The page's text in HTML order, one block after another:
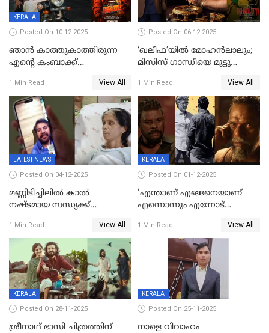
KERALA
Posted On 10-12-2025
ഞാന്‍ കാത്തുകാത്തിരുന്ന
എന്റെ കംബാക്ക്
പുറത്ത്
1 Min Read View All
Posted On 06-12-2025
‘ഖലീഫ’യിൽ മോഹൻലാലും;
മിസിസ് ഗാന്ധിയെ മുട്ടു
അഹമ്മദ് അലിയായെത്തും
1 Min Read View All
LATEST NEWS
Posted On 04-12-2025
മണ്ണിടിച്ചിലിൽ കാല്‍
നഷ്ടമായ സന്ധ്യക്ക്
വീഡിയോകോൾ;
കൃത്രിമക്കാല്‍ നല്‍കാമെന്ന്
താരം, വീട്
നിര്‍മിക്കുന്നതിനുള്ള
ഇടപെടലും നടത്തും
1 Min Read View All
KERALA
Posted On 01-12-2025
'എന്താണ് എങ്ങനെയാണ്
എന്നൊന്നും എന്നോട്
താനുമുണ്ടെന്ന് വിനായകൻ
1 Min Read View All
KERALA
Posted On 28-11-2025
ശ്രീനാഥ് ഭാസി ചിത്രത്തിന്
KERALA
Posted On 25-11-2025
നാളെ വിവാഹം